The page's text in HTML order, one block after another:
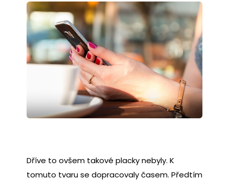
Dříve to ovšem takové placky nebyly. K
tomuto tvaru se dopracovaly časem. Předtím